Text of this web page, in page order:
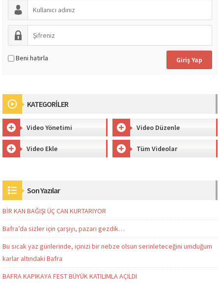
Beni hatırla
KATEGORİLER
Video Yönetimi Video Düzenle
Video Ekle Tüm Videolar
Son Yazılar
BİR KAN BAĞIŞI ÜÇ CAN KURTARIYOR
Bafra’da sizler için çarşıyı, pazarı gezdik…
Bu sıcak yaz günlerinde, içinizi bir nebze olsun serinleteceğini umduğum
karlar altındaki Bafra
BAFRA KAPIKAYA FEST BÜYÜK KATILIMLA AÇILDI